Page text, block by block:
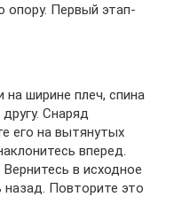
опору. Первый этап-
ширине плеч, спина
Снаряд
его на вытянутых
вперед.
в исходное
назад. Повторите это